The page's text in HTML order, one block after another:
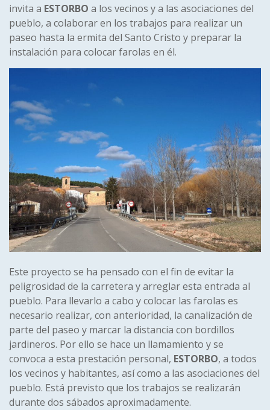
invita a ESTORBO a los vecinos y a las asociaciones del
pueblo, a colaborar en los trabajos para realizar un
paseo hasta la ermita del Santo Cristo y preparar la
instalación para colocar farolas en él.
Este proyecto se ha pensado con el fin de evitar la
peligrosidad de la carretera y arreglar esta entrada al
pueblo. Para llevarlo a cabo y colocar las farolas es
necesario realizar, con anterioridad, la canalización de
parte del paseo y marcar la distancia con bordillos
jardineros. Por ello se hace un llamamiento y se
convoca a esta prestación personal, ESTORBO, a todos
los vecinos y habitantes, así como a las asociaciones del
pueblo. Está previsto que los trabajos se realizarán
durante dos sábados aproximadamente.